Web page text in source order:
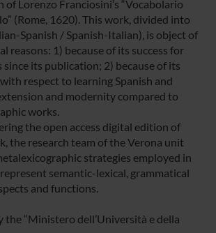
Lorenzo Franciosini’s “Vocabolario
(Rome, 1620). This work, divided into
Spanish / Spanish-Italian), is object of
reasons: 1) because of its success for
its publication; 2) because of its
respect to learning Spanish and
and modernity compared to
works.
the open access digital edition of
the research team of the Verona unit
strategies employed in
semantic-lexical, grammatical
and functions.
the “Ministero dell’Università e della